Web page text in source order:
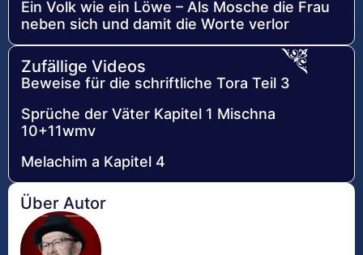
Ein Volk wie ein Löwe – Als Mosche die Frau
neben sich und damit die Worte verlor
Zufällige Videos
Beweise für die schriftliche Tora Teil 3
Sprüche der Väter Kapitel 1 Mischna
10+11wmv
Melachim a Kapitel 4
Über Autor